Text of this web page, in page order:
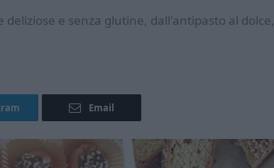
e senza glutine, dall'antipasto al dolce,
Email